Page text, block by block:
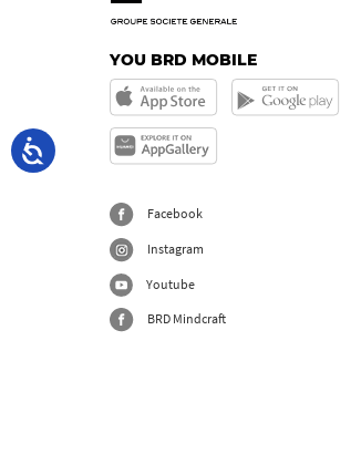
YOU BRD MOBILE
Facebook
Instagram
Youtube
BRD Mindcraft